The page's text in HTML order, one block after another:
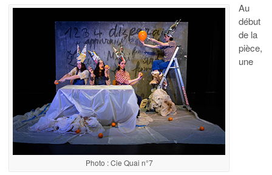
Photo : Cie Quai n°7
Au
début
de la
pièce,
une